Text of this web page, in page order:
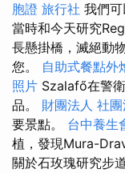
胞證 旅行社 我們
當時和今天研究
長懸掛橋，滅絕動
您。 自助式餐點外
照片 Szalafő在警
品。 財團法人 社團
要景點。 台中養生
植，發現Mura-
關於石玫瑰研究步